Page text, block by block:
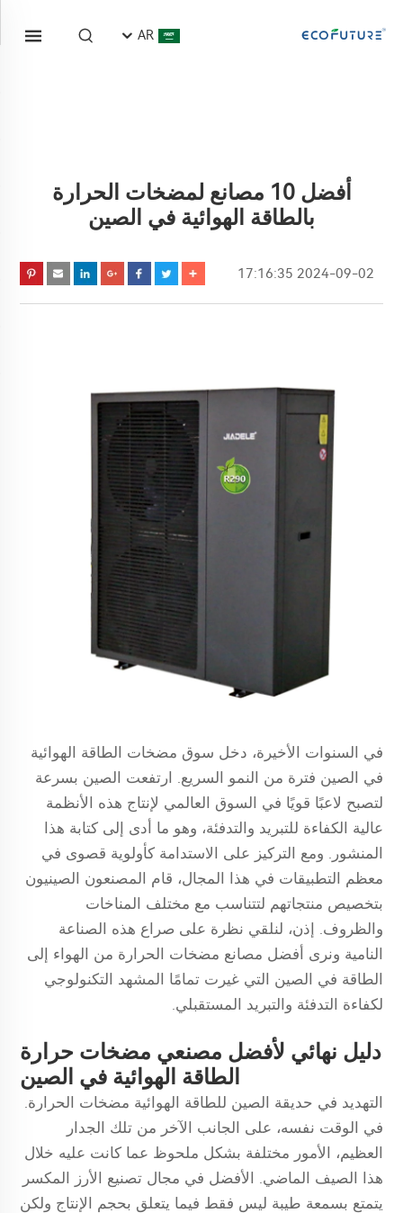
AR
أفضل 10 مصانع لمضخات الحرارة
بالطاقة الهوائية في الصين
2024-09-02 17:16:35
في السنوات الأخيرة، دخل سوق مضخات الطاقة الهوائية
في الصين فترة من النمو السريع. ارتفعت الصين بسرعة
لتصبح لاعبًا قويًا في السوق العالمي لإنتاج هذه الأنظمة
عالية الكفاءة للتبريد والتدفئة، وهو ما أدى إلى كتابة هذا
المنشور. ومع التركيز على الاستدامة كأولوية قصوى في
معظم التطبيقات في هذا المجال، قام المصنعون الصينيون
بتخصيص منتجاتهم لتتناسب مع مختلف المناخات
والظروف. إذن، لنلقي نظرة على صراع هذه الصناعة
النامية ونرى أفضل مصانع مضخات الحرارة من الهواء إلى
الطاقة في الصين التي غيرت تمامًا المشهد التكنولوجي
لكفاءة التدفئة والتبريد المستقبلي.
دليل نهائي لأفضل مصنعي مضخات حرارة
الطاقة الهوائية في الصين
التهديد في حديقة الصين للطاقة الهوائية مضخات الحرارة.
في الوقت نفسه، على الجانب الآخر من تلك الجدار
العظيم، الأمور مختلفة بشكل ملحوظ عما كانت عليه خلال
هذا الصيف الماضي. الأفضل في مجال تصنيع الأرز المكسر
يتمتع بسمعة طيبة ليس فقط فيما يتعلق بحجم الإنتاج ولكن